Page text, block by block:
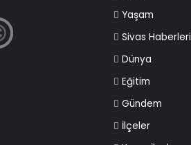
Yaşam
Sivas Haberleri
Dünya
Eğitim
Gündem
İlçeler